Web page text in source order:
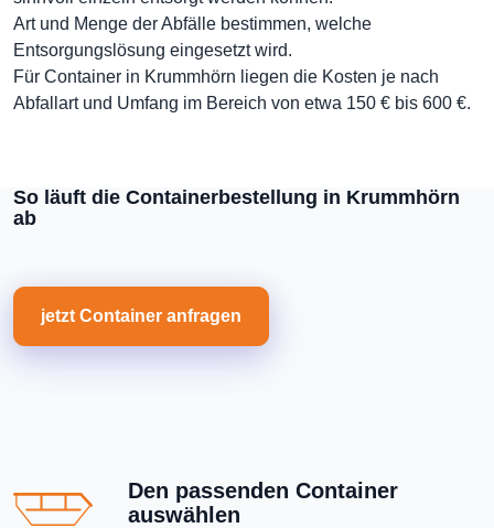
Art und Menge der Abfälle bestimmen, welche
Entsorgungslösung eingesetzt wird.
Für Container in Krummhörn liegen die Kosten je nach
Abfallart und Umfang im Bereich von etwa 150 € bis 600 €.
So läuft die Containerbestellung in Krummhörn
ab
jetzt Container anfragen
Den passenden Container
auswählen